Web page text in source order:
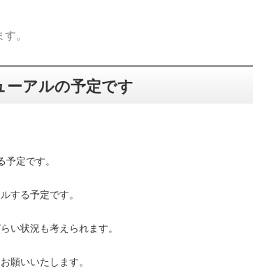
。
ーアルの予定です
定です。
する予定です。
い状況も考えられます。
願いいたします。